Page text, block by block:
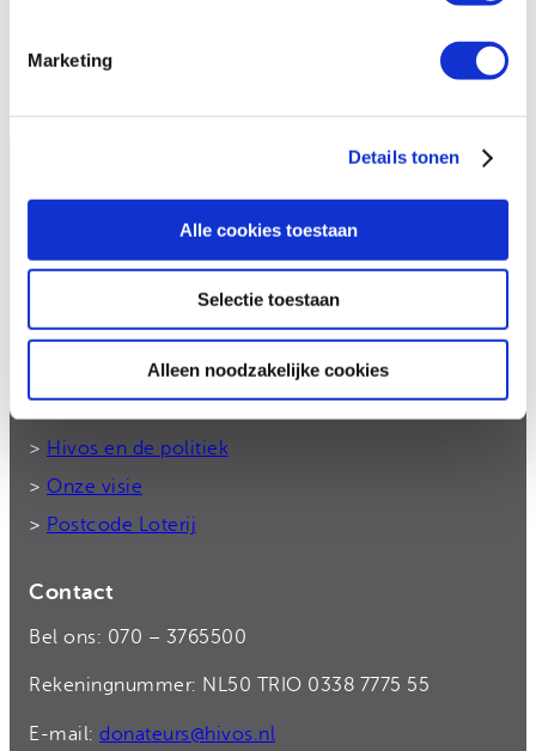
Marketing
Details tonen
Alle cookies toestaan
Selectie toestaan
Alleen noodzakelijke cookies
Kan ik ook direct geld overmaken?
Hivos
kracht om zélf hun leven vorm te geven. Samen
komen we op voor gelijkheid en strijden we
tegen machtsmisbruik.
Hivos in Nederland
> Hivos en de politiek
> Onze visie
> Postcode Loterij
Contact
Bel ons: 070 – 3765500
Rekeningnummer: NL50 TRIO 0338 7775 55
E-mail: donateurs@hivos.nl